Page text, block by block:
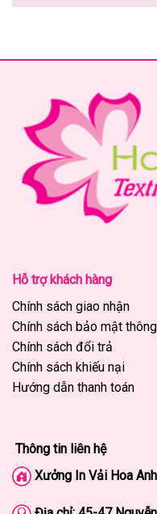
Hỗ trợ khách hàng
Chính sách giao nhận
Chính sách bảo mật
Chính sách đổi trả
Chính sách khiếu nại
Hướng dẫn thanh toán
Thông tin liên hệ
Xưởng In Vải Hoa